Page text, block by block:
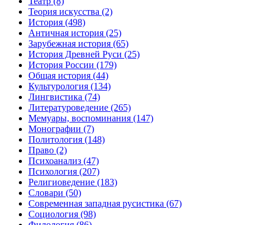
Теория искусства (2)
История (498)
Античная история (25)
Зарубежная история (65)
История Древней Руси (25)
История России (179)
Общая история (44)
Культурология (134)
Лингвистика (74)
Литературоведение (265)
Мемуары, воспоминания (147)
Монографии (7)
Политология (148)
Право (2)
Психоанализ (47)
Психология (207)
Религиоведение (183)
Словари (50)
Современная западная русистика (67)
Социология (98)